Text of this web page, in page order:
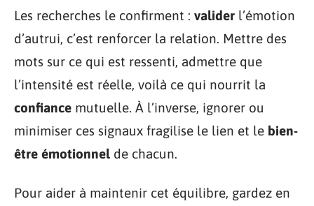
Les recherches le confirment : valider l’émotion
d’autrui, c’est renforcer la relation. Mettre des
mots sur ce qui est ressenti, admettre que
l’intensité est réelle, voilà ce qui nourrit la
confiance mutuelle. À l’inverse, ignorer ou
minimiser ces signaux fragilise le lien et le bien-
être émotionnel de chacun.
Pour aider à maintenir cet équilibre, gardez en